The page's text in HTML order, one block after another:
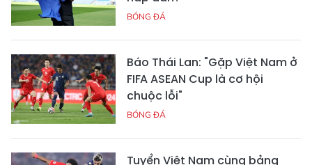
BÓNG ĐÁ
Báo Thái Lan: "Gặp Việt Nam ở
FIFA ASEAN Cup là cơ hội
chuộc lỗi"
BÓNG ĐÁ
Tuyển Việt Nam cùng bảng